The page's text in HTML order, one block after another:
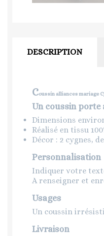
DESCRIPTION
Coussin alliances mariage
Un coussin
Dimensions
Réalisé en tissu
Décor : 2 cygnes,
Personnalisation
Indiquer votre
A renseigner et
Usages
Un coussin
Livraison